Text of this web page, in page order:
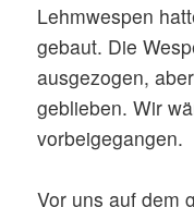
Lehmwespen
gebaut. Die
ausgezogen,
geblieben. Wir
vorbeigegangen.
Vor uns auf dem